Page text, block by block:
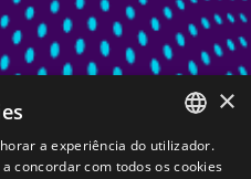
PORTUGUESE
×
a experiência do utilizador.
concordar com todos os cookies